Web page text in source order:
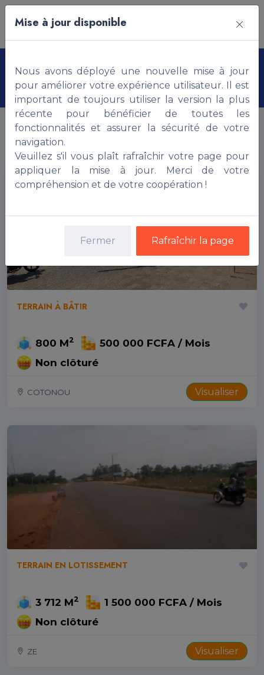
Terrain - Non Bâti (Nu)
Rechercher une propriété
TERRAIN À BÂTIR
800 M2
500 000 FCFA / Mois
Non clôturé
COTONOU Visualiser
TERRAIN EN LOTISSEMENT
3 712 M2
1 500 000 FCFA / Mois
Non clôturé
ZE Visualiser
Mise à jour disponible
Nous avons déployé une nouvelle mise à jour
pour améliorer votre expérience utilisateur. Il est
important de toujours utiliser la version la plus
récente pour bénéficier de toutes les
fonctionnalités et assurer la sécurité de votre
navigation.
Veuillez s'il vous plaît rafraîchir votre page pour
appliquer la mise à jour. Merci de votre
compréhension et de votre coopération !
Fermer Rafraîchir la page